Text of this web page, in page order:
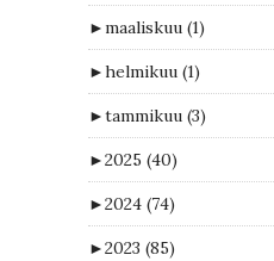
►maaliskuu (1)
►helmikuu (1)
►tammikuu (3)
►2025 (40)
►2024 (74)
►2023 (85)